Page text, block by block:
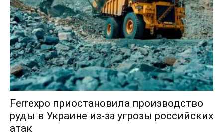
Ferrexpo приостановила производство
руды в Украине из-за угрозы российских
атак